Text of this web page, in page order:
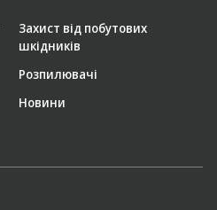
Захист від побутових
шкідників
Розпилювачі
Новини